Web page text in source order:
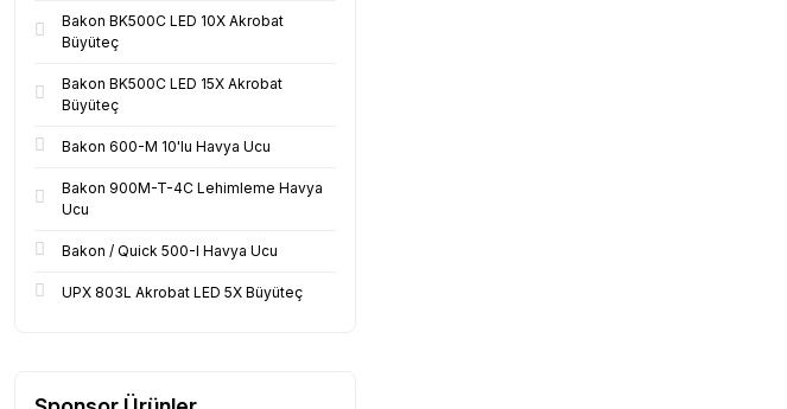
Bakon BK500C LED 10X Akrobat
Büyüteç
Bakon BK500C LED 15X Akrobat
Büyüteç
Bakon 600-M 10'lu Havya Ucu
Bakon 900M-T-4C Lehimleme Havya
Ucu
Bakon / Quick 500-I Havya Ucu
UPX 803L Akrobat LED 5X Büyüteç